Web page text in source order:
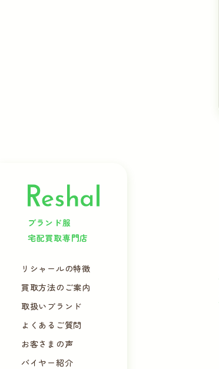
ブランド服
宅配買取専門店
リシャールの特徴
買取方法のご案内
取扱いブランド
よくあるご質問
お客さまの声
バイヤー紹介